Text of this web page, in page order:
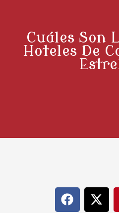
Cuáles Son
Hoteles De
F
a
X
-